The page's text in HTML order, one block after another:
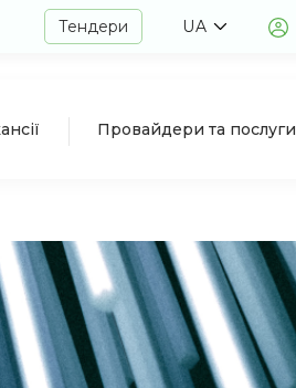
Тендери UA
Провайдери та послуги